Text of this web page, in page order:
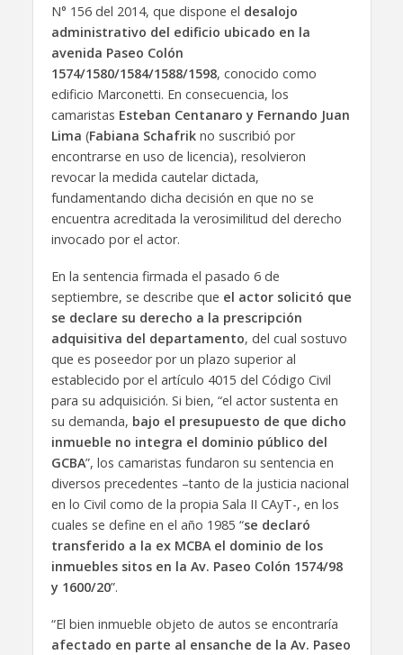
N° 156 del 2014, que dispone el desalojo
administrativo del edificio ubicado en la
avenida Paseo Colón
1574/1580/1584/1588/1598, conocido como
edificio Marconetti. En consecuencia, los
camaristas Esteban Centanaro y Fernando Juan
Lima (Fabiana Schafrikno suscribió por
encontrarse en uso de licencia), resolvieron
revocar la medida cautelar dictada,
fundamentando dicha decisión en que no se
encuentra acreditada la verosimilitud del derecho
invocado por el actor.
En la sentencia firmada el pasado 6 de
septiembre, se describe que el actor solicitó que
se declare su derecho a la prescripción
adquisitiva del departamento, del cual sostuvo
que es poseedor por un plazo superior al
establecido por el artículo 4015 del Código Civil
para su adquisición. Si bien, “el actor sustenta en
su demanda, bajo el presupuesto de que dicho
inmueble no integra el dominio público del
GCBA”, los camaristas fundaron su sentencia en
diversos precedentes –tanto de la justicia nacional
en lo Civil como de la propia Sala II CAyT-, en los
cuales se define en el año 1985 “se declaró
transferido a la ex MCBA el dominio de los
inmuebles sitos en la Av. Paseo Colón 1574/98
y 1600/20”.
“El bien inmueble objeto de autos se encontraría
afectado en parte al ensanche de la Av. Paseo